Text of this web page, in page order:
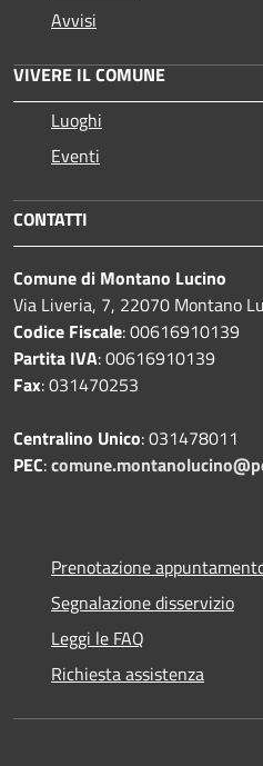
Avvisi
VIVERE IL COMUNE
Luoghi
Eventi
CONTATTI
Comune di Montano Lucino
Via Liveria, 7, 22070 Montano
Codice Fiscale: 00616910139
Partita IVA: 00616910139
Fax: 031470253
Centralino Unico: 031478011
PEC:
Prenotazione
Segnalazione disservizio
Leggi le FAQ
Richiesta assistenza